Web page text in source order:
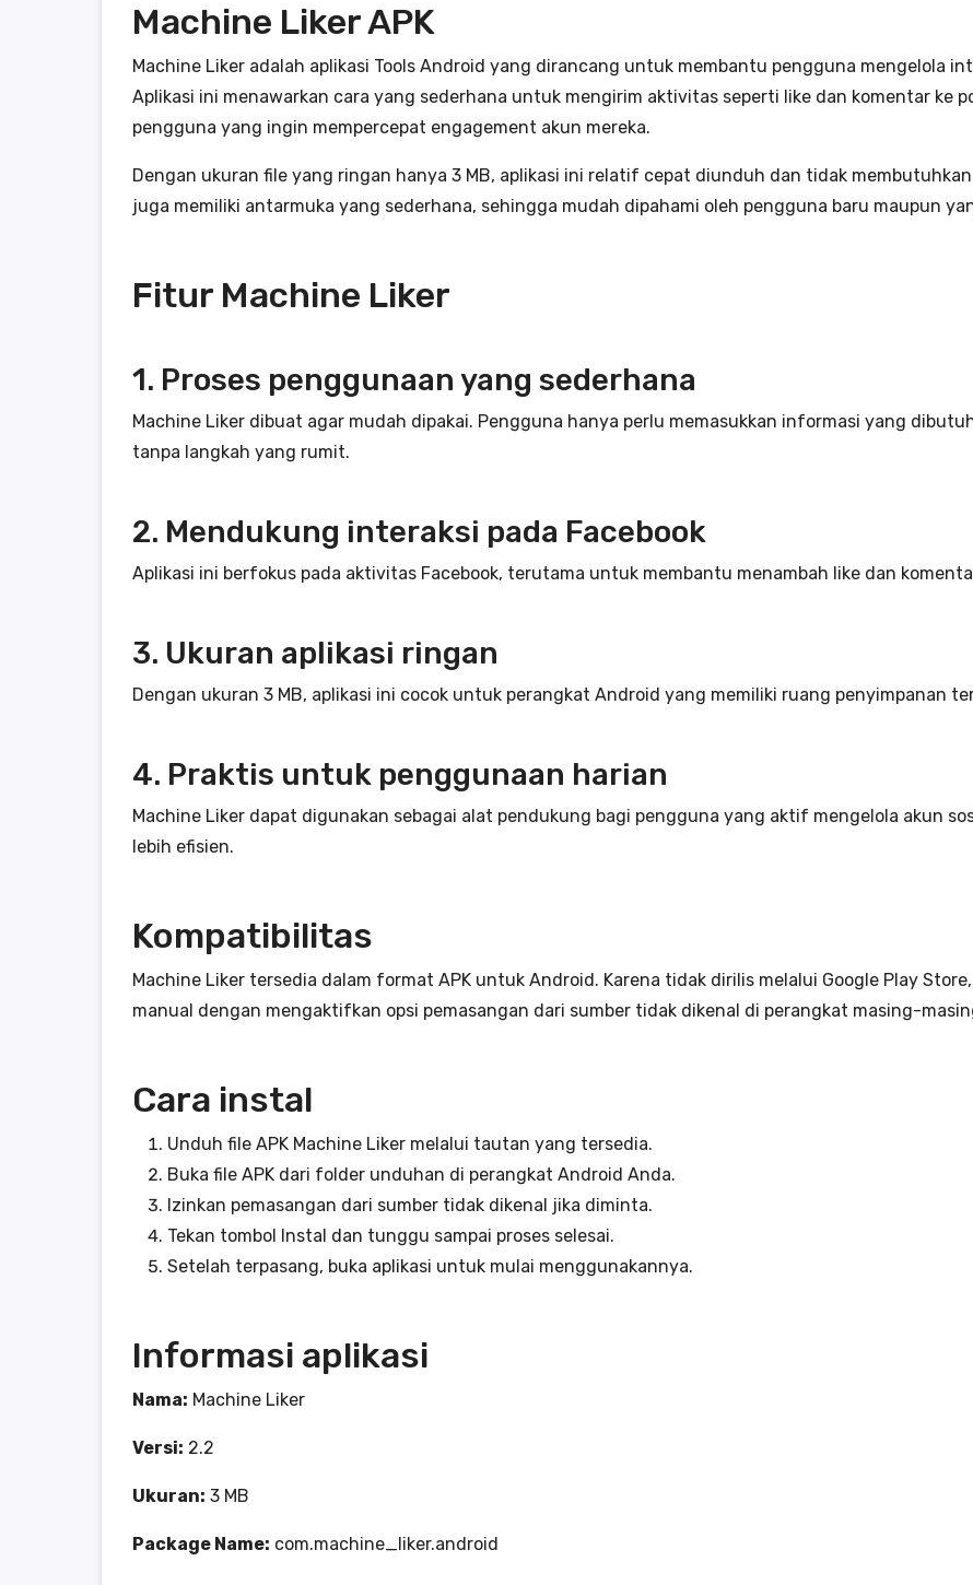
Machine Liker APK
Machine Liker adalah aplikasi Tools Android yang dirancang untuk membantu pengguna mengelola
Aplikasi ini menawarkan cara yang sederhana untuk mengirim aktivitas seperti like dan komentar ke
pengguna yang ingin mempercepat engagement akun mereka.
Dengan ukuran file yang ringan hanya 3 MB, aplikasi ini relatif cepat diunduh dan tidak
juga memiliki antarmuka yang sederhana, sehingga mudah dipahami oleh pengguna baru maupun
Fitur Machine Liker
1. Proses penggunaan yang sederhana
Machine Liker dibuat agar mudah dipakai. Pengguna hanya perlu memasukkan informasi yang
tanpa langkah yang rumit.
2. Mendukung interaksi pada Facebook
Aplikasi ini berfokus pada aktivitas Facebook, terutama untuk membantu menambah like dan
3. Ukuran aplikasi ringan
Dengan ukuran 3 MB, aplikasi ini cocok untuk perangkat Android yang memiliki ruang penyimpanan
4. Praktis untuk penggunaan harian
Machine Liker dapat digunakan sebagai alat pendukung bagi pengguna yang aktif mengelola akun
lebih efisien.
Kompatibilitas
Machine Liker tersedia dalam format APK untuk Android. Karena tidak dirilis melalui Google Play
manual dengan mengaktifkan opsi pemasangan dari sumber tidak dikenal di perangkat masing-
Cara instal
Unduh file APK Machine Liker melalui tautan yang tersedia.
Buka file APK dari folder unduhan di perangkat Android Anda.
Izinkan pemasangan dari sumber tidak dikenal jika diminta.
Tekan tombol Instal dan tunggu sampai proses selesai.
Setelah terpasang, buka aplikasi untuk mulai menggunakannya.
Informasi aplikasi
Nama: Machine Liker
Versi: 2.2
Ukuran: 3 MB
Package Name: com.machine_liker.android